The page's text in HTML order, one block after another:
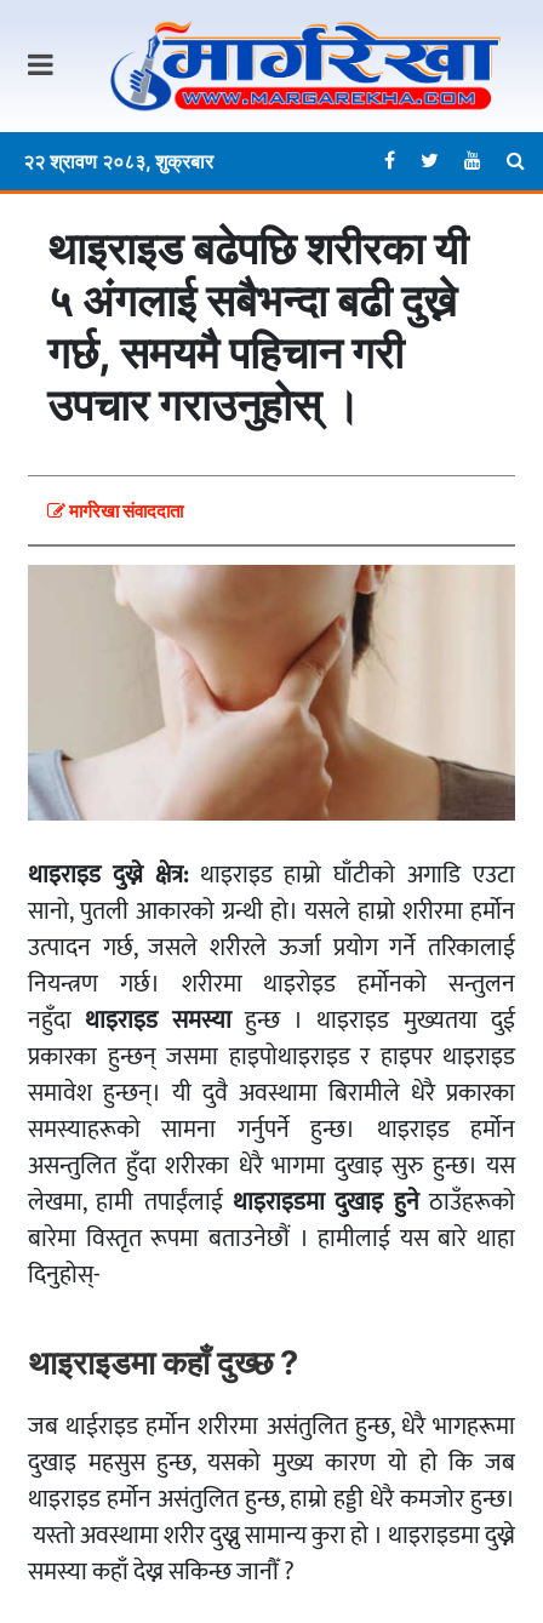
२२ श्रावण २०८३, शुक्रबार
थाइराइड बढेपछि शरीरका यी
५ अंगलाई सबैभन्दा बढी दुख्ने
गर्छ, समयमै पहिचान गरी
उपचार गराउनुहोस् ।
मार्गरेखा संवाददाता
थाइराइड दुख्ने क्षेत्र:थाइराइड हाम्रो घाँटीको अगाडि एउटा
सानो, पुतली आकारको ग्रन्थी हो। यसले हाम्रो शरीरमा हर्मोन
उत्पादन गर्छ, जसले शरीरले ऊर्जा प्रयोग गर्ने तरिकालाई
नियन्त्रण गर्छ। शरीरमा थाइरोइड हर्मोनको सन्तुलन
नहुँदाथाइराइड समस्याहुन्छ । थाइराइड मुख्यतया दुई
प्रकारका हुन्छन् जसमा हाइपोथाइराइड र हाइपर थाइराइड
समावेश हुन्छन्। यी दुवै अवस्थामा बिरामीले धेरै प्रकारका
समस्याहरूको सामना गर्नुपर्ने हुन्छ। थाइराइड हर्मोन
असन्तुलित हुँदा शरीरका धेरै भागमा दुखाइ सुरु हुन्छ। यस
लेखमा, हामी तपाईंलाई थाइराइडमा दुखाइ हुनेठाउँहरूको
बारेमा विस्तृत रूपमा बताउनेछौं । हामीलाई यस बारे थाहा
दिनुहोस्-
थाइराइडमा कहाँ दुख्छ ?
जब थाईराइड हर्माेनशरीरमा असंतुलित हुन्छ, धेरै भागहरूमा
दुखाइ महसुस हुन्छ, यसको मुख्य कारण यो हो कि जब
थाइराइड हर्मोन असंतुलित हुन्छ, हाम्रो हड्डी धेरै कमजोर हुन्छ।
यस्तो अवस्थामा शरीर दुख्नु सामान्य कुरा हो । थाइराइडमा दुख्ने
समस्या कहाँ देख्न सकिन्छ जानौँ ?